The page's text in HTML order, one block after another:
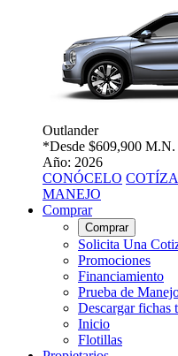
Outlander
*Desde $609,900 M.N.
Año: 2026
CONÓCELO
MANEJO
Comprar
Comprar
Solicita Una
Promociones
Financiamiento
Prueba de
Descargar fichas
Inicio
Flotillas